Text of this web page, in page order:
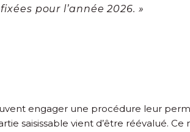
pour l’année 2026. »
engager une procédure leur
saisissable vient d’être réévalué.